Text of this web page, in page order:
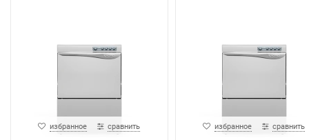
избранное сравнить избранное сравнить